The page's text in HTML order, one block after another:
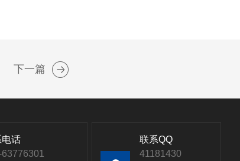
下一篇
话
联系QQ
41181430